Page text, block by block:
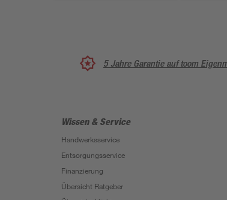
5 Jahre Garantie auf toom
Wissen & Service
Handwerksservice
Entsorgungsservice
Finanzierung
Übersicht Ratgeber